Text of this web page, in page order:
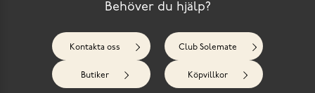
Behöver du hjälp?
Kontakta oss Club Solemate
Butiker Köpvillkor